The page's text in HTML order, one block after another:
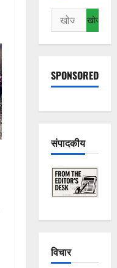
निम्न
को
खोजें:
SPONSORED
संपादकीय
विचार